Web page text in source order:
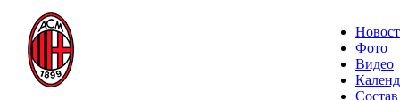
Фото
Видео
Состав